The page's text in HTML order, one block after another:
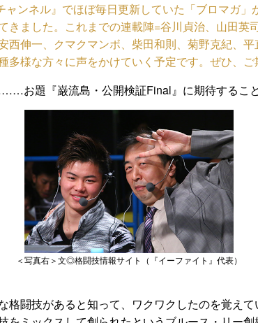
ンネル』でほぼ毎日更新していた「ブロマガ」
きました。これまでの連載陣=谷川貞治、山田英
西伸一、クマクマンボ、柴田和則、菊野克紀、
多様な方々に声をかけていく予定です。ぜひ、ご
お題『巌流島・公開検証Final』に期待すること
＜写真右＞文◎格闘技情報サイト（『イーファイト』代表）
格闘技があると知って、ワクワクしたのを覚え